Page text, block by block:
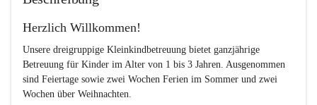
Herzlich Willkommen!
Unsere dreigruppige Kleinkindbetreuung bietet ganzjährige
Betreuung für Kinder im Alter von 1 bis 3 Jahren. Ausgenommen
sind Feiertage sowie zwei Wochen Ferien im Sommer und zwei
Wochen über Weihnachten.